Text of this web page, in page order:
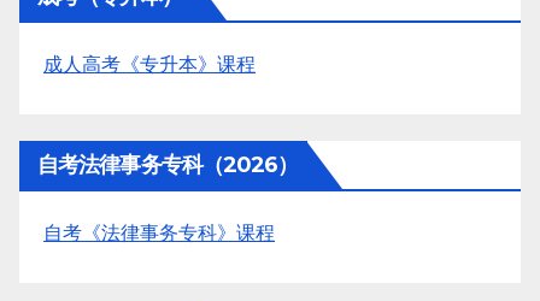
成人高考《专升本》课程
自考法律事务专科（2026）
自考《法律事务专科》课程